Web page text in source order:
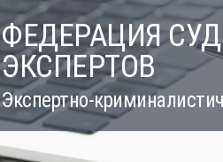
ФЕДЕРАЦИЯ
ЭКСПЕРТОВ
Экспертно-